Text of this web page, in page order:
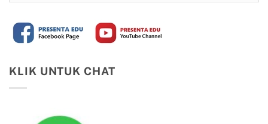
KLIK UNTUK CHAT